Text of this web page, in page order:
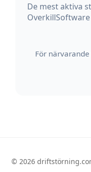
De mest aktiva
För
© 2026